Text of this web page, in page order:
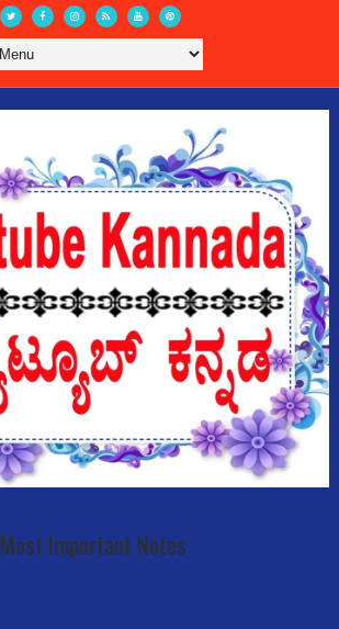
Most Important Notes